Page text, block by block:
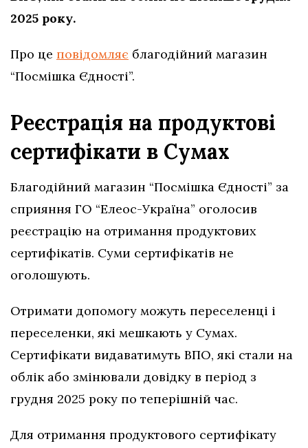
2025 року.
Про це повідомляє благодійний магазин
“Посмішка Єдності”.
Реєстрація на продуктові
сертифікати в Сумах
Благодійний магазин “Посмішка Єдності” за
сприяння ГО “Елеос-Україна” оголосив
реєстрацію на отримання продуктових
сертифікатів. Суми сертифікатів не
оголошують.
Отримати допомогу можуть переселенці і
переселенки, які мешкають у Сумах.
Сертифікати видаватимуть ВПО, які стали на
облік або змінювали довідку в період з
грудня 2025 року по теперішній час.
Для отримання продуктового сертифікату